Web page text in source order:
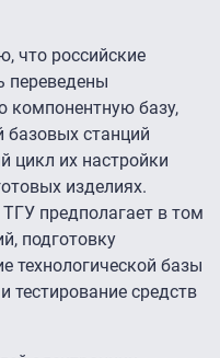
что российские
переведены
компонентную базу,
базовых станций
цикл их настройки
изделиях.
предполагает в том
подготовку
технологической базы
тестирование средств